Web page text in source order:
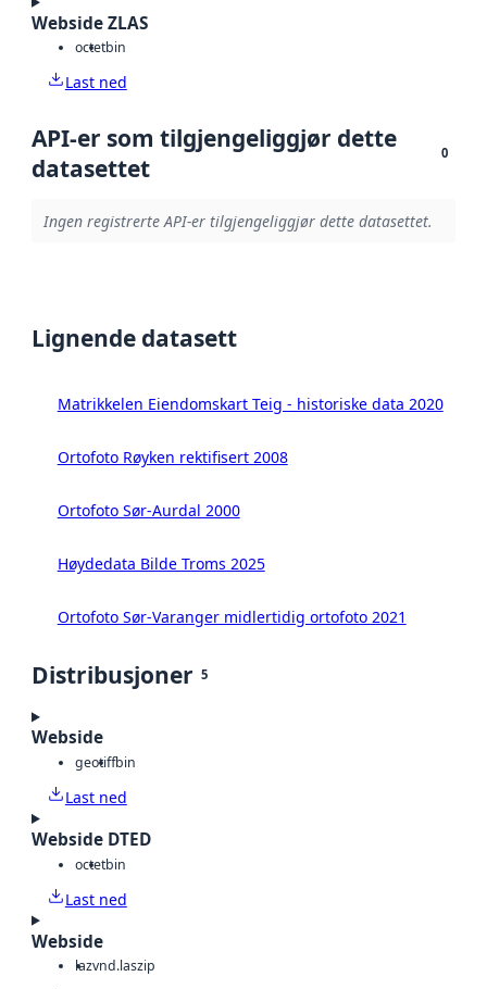
Webside ZLAS
octetbin
Last ned
API-er som tilgjengeliggjør dette
datasettet
0
Ingen registrerte API-er tilgjengeliggjør dette datasettet.
Lignende datasett
Matrikkelen Eiendomskart Teig - historiske data 2020
Ortofoto Røyken rektifisert 2008
Ortofoto Sør-Aurdal 2000
Høydedata Bilde Troms 2025
Ortofoto Sør-Varanger midlertidig ortofoto 2021
Distribusjoner 5
Webside
geotiffbin
Last ned
Webside DTED
octetbin
Last ned
Webside
lazvnd.laszip